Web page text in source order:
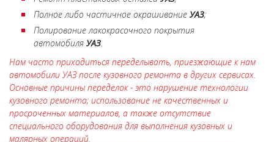
Полное либо частичное окрашивание УАЗ;
Полирование лакокрасочного покрытия
автомобиля УАЗ.
Нам часто приходиться переделывать, приезжающие к нам
автомобили УАЗ после кузовного ремонта в других сервисах.
Основные причины переделок - это нарушение технологии
кузовного ремонта; использование не качественных и
просроченных материалов, а также отсутствие
специального оборудования для выполнения кузовных и
малярных операций.